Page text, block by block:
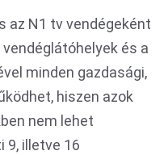
az N1 tv vendégeként
és a
minden gazdasági,
hiszen azok
nem lehet
9, illetve 16